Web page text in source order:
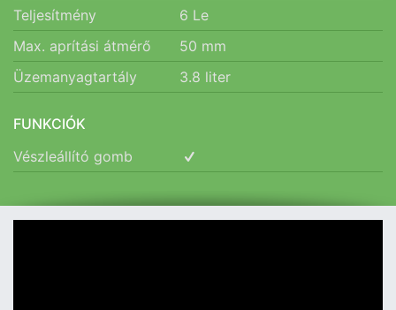
Teljesítmény
6 Le
Max. aprítási átmérő
50 mm
Üzemanyagtartály
3.8 liter
FUNKCIÓK
Vészleállító gomb